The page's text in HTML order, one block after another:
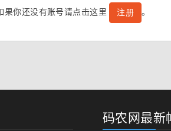
果你还没有账号请点击这里 注册 。
码农网最新